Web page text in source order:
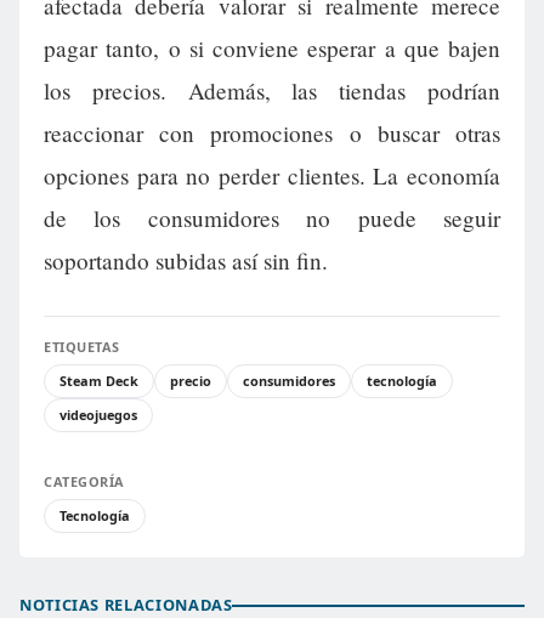
pagar tanto, o si conviene esperar a que bajen
los precios. Además, las tiendas podrían
reaccionar con promociones o buscar otras
opciones para no perder clientes. La economía
de los consumidores no puede seguir
soportando subidas así sin fin.
ETIQUETAS
Steam Deck
precio consumidores
tecnología
videojuegos
CATEGORÍA
Tecnología
NOTICIAS RELACIONADAS